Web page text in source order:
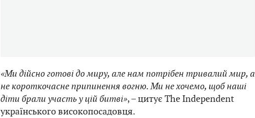
«Ми дійсно готові до миру, але нам потрібен тривалий мир, а
не короткочасне припинення вогню. Ми не хочемо, щоб наші
діти брали участь у цій битві», – цитує The Independent
українського високопосадовця.